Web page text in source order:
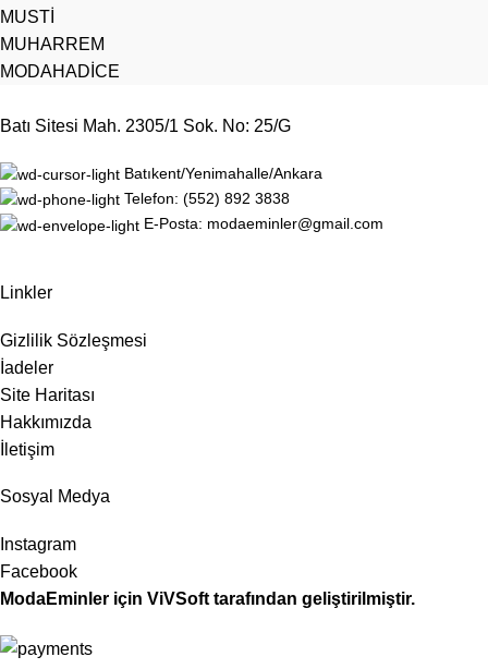
MUSTİ
MUHARREM
MODAHADİCE
Batı Sitesi Mah. 2305/1 Sok. No: 25/G
Batıkent/Yenimahalle/Ankara
Telefon: (552) 892 3838
E-Posta: modaeminler@gmail.com
Linkler
Gizlilik Sözleşmesi
İadeler
Site Haritası
Hakkımızda
İletişim
Sosyal Medya
Instagram
Facebook
ModaEminler için ViVSoft tarafından geliştirilmiştir.